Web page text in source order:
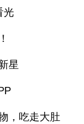
光
星
，吃走大肚